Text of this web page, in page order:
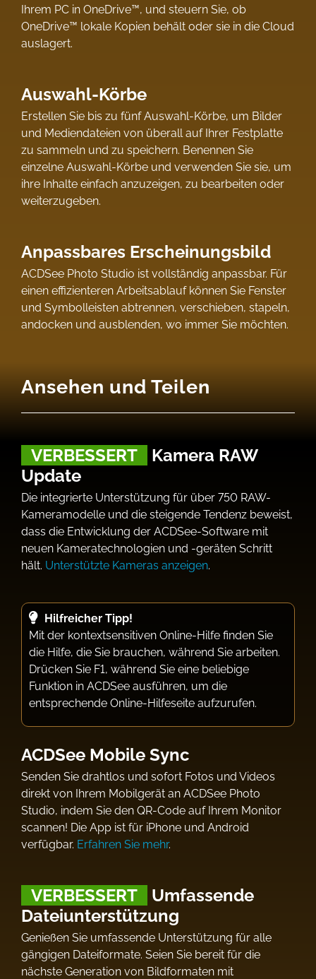
Ihrem PC in OneDrive™, und steuern Sie, ob
OneDrive™ lokale Kopien behält oder sie in die Cloud
auslagert.
Auswahl-Körbe
Erstellen Sie bis zu fünf Auswahl-Körbe, um Bilder
und Mediendateien von überall auf Ihrer Festplatte
zu sammeln und zu speichern. Benennen Sie
einzelne Auswahl-Körbe und verwenden Sie sie, um
ihre Inhalte einfach anzuzeigen, zu bearbeiten oder
weiterzugeben.
Anpassbares Erscheinungsbild
ACDSee Photo Studio ist vollständig anpassbar. Für
einen effizienteren Arbeitsablauf können Sie Fenster
und Symbolleisten abtrennen, verschieben, stapeln,
andocken und ausblenden, wo immer Sie möchten.
Ansehen und Teilen
VERBESSERT
Kamera RAW
Update
Die integrierte Unterstützung für über 750 RAW-
Kameramodelle und die steigende Tendenz beweist,
dass die Entwicklung der ACDSee-Software mit
neuen Kameratechnologien und -geräten Schritt
hält. Unterstützte Kameras anzeigen.
Hilfreicher Tipp!
Mit der kontextsensitiven Online-Hilfe finden Sie
die Hilfe, die Sie brauchen, während Sie arbeiten.
Drücken Sie F1, während Sie eine beliebige
Funktion in ACDSee ausführen, um die
entsprechende Online-Hilfeseite aufzurufen.
ACDSee Mobile Sync
Senden Sie drahtlos und sofort Fotos und Videos
direkt von Ihrem Mobilgerät an ACDSee Photo
Studio, indem Sie den QR-Code auf Ihrem Monitor
scannen! Die App ist für iPhone und Android
verfügbar. Erfahren Sie mehr.
VERBESSERT
Umfassende
Dateiunterstützung
Genießen Sie umfassende Unterstützung für alle
gängigen Dateiformate. Seien Sie bereit für die
nächste Generation von Bildformaten mit